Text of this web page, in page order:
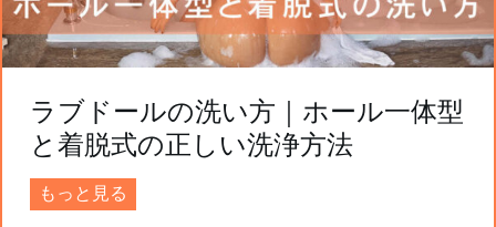
ラブドールの洗い方｜ホール一体型
と着脱式の正しい洗浄方法
もっと見る
ブ